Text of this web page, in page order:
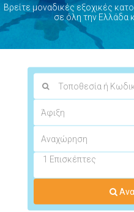
Βρείτε μοναδικές εξοχικές
σε όλη την Ελλάδα
1 Επισκέπτες